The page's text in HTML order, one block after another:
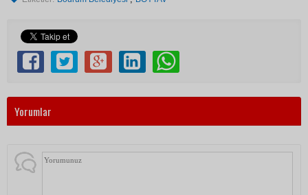
Yorumlar